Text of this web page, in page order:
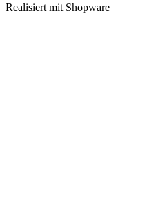
Realisiert mit Shopware